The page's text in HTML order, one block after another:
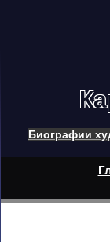
Биографии